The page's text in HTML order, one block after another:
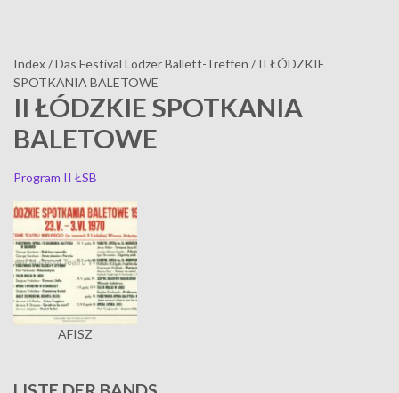
Index/Das Festival Lodzer Ballett-Treffen / II ŁÓDZKIE
SPOTKANIA BALETOWE
II ŁÓDZKIE SPOTKANIA
BALETOWE
Program II ŁSB
AFISZ